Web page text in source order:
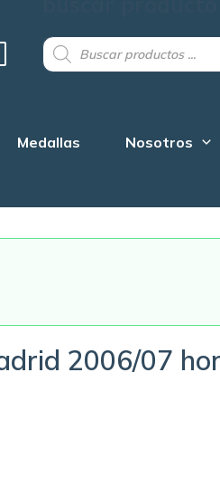
Products
search
Medallas Nosotros
2006/07